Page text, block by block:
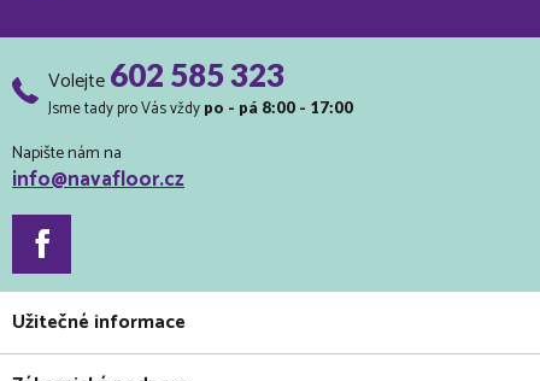
Volejte602 585 323
Jsme tady pro Vás vždy po - pá 8:00 - 17:00
Napište nám na
info@navafloor.cz
Užitečné informace